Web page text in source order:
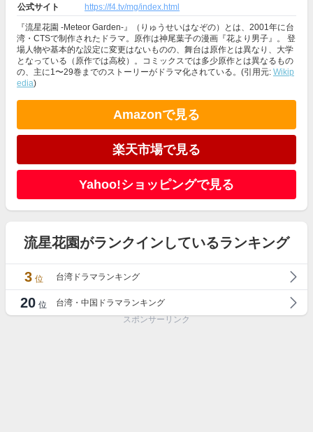
公式サイト
https://f4.tv/mg/index.html
『流星花園 -Meteor Garden-』（りゅうせいはなぞの）とは、2001年に台
湾・CTSで制作されたドラマ。原作は神尾葉子の漫画『花より男子』。 登
場人物や基本的な設定に変更はないものの、舞台は原作とは異なり、大学
となっている（原作では高校）。コミックスでは多少原作とは異なるもの
の、主に1〜29巻までのストーリーがドラマ化されている。(引用元: Wikip
edia)
Amazonで見る
楽天市場で見る
Yahoo!ショッピングで見る
流星花園がランクインしているランキング
3 位 台湾ドラマランキング
20 位
台湾・中国ドラマランキング
スポンサーリンク